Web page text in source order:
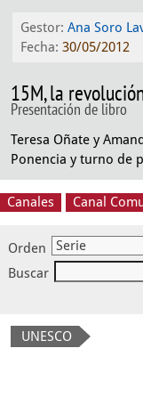
Gestor: Ana Soro
Fecha: 30/05/2012
15M, la
Presentación de libro
Teresa Oñate y
Ponencia y turno de
Canales Canal
Orden
Buscar
UNESCO